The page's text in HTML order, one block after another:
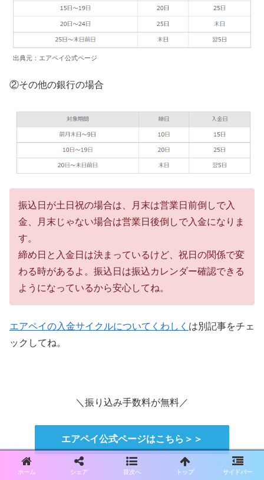
出典元：エアペイ公式ページ
②その他の銀行の場合
振込日が土日祝の場合は、月末は営業日前倒しで入
金、月末じゃない場合は営業日後倒しで入金になりま
す。
締め日と入金日は決まっているけど、祝日の関係で変
わる時があるよ。振込日は振込カレンダー確認できる
ようになっているから安心してね。
エアペイの入金サイクルについてくわしく は別記事をチェ
ックしてね。
＼振り込み手数料が無料／
エアペイ公式ページはこちら＞＞
ホーム シェア 目次へ トップ サイドバー